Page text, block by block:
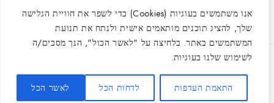
אנו משתמשים בעוגיות (Cookies) כדי לשפר את חוויית הגלישה
שלך, להציג תוכנים מותאמים אישית ולנתח את תנועת
המשתמשים באתר. בלחיצה על "לאשר הכול", הנך מסכים/ה
לשימוש שלנו בעוגיות.
התאמת העדפות לדחות הכל לאשר הכל
ראשון-חמישי: 09:00-16:00
© כל הזכויות שמורות ״פלא אנד מור״ 2021-2025